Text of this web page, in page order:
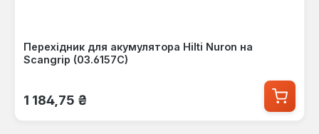
Перехідник для акумулятора Hilti Nuron на
Scangrip (03.6157C)
Звичайна ціна:
1 184,75 ₴